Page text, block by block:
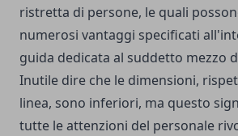
ristretta di persone, le quali
numerosi vantaggi specificati
guida dedicata al suddetto mezzo
Inutile dire che le dimensioni,
linea, sono inferiori, ma questo
tutte le attenzioni del personale